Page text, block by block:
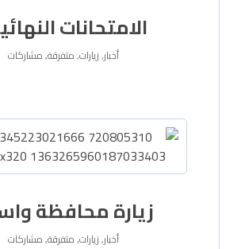
الامتحانات
أخبار,زيارات,متفرقة,مشاركات
زيارة محافظة
أخبار,زيارات,متفرقة,مشاركات